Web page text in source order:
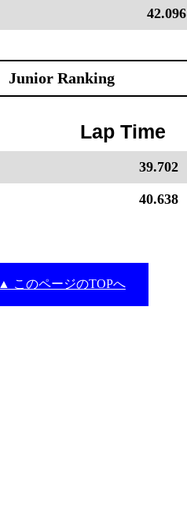
42.096
Junior Ranking
Lap Time
39.702
40.638
▲ このページのTOPへ